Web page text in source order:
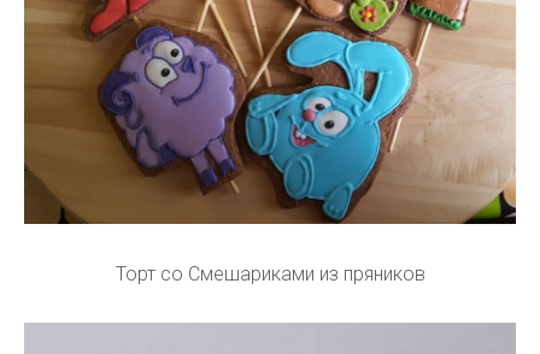
Торт со Смешариками из пряников